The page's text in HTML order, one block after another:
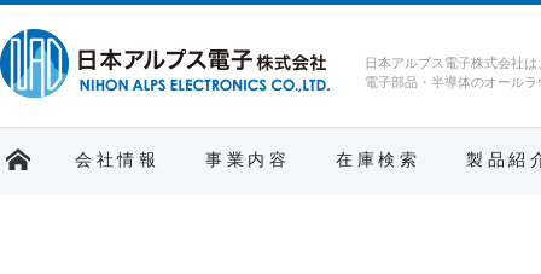
日本アルプス電子株式会社は
電子部品・半導体のオール
会社情報 事業内容 在庫検索 製品紹